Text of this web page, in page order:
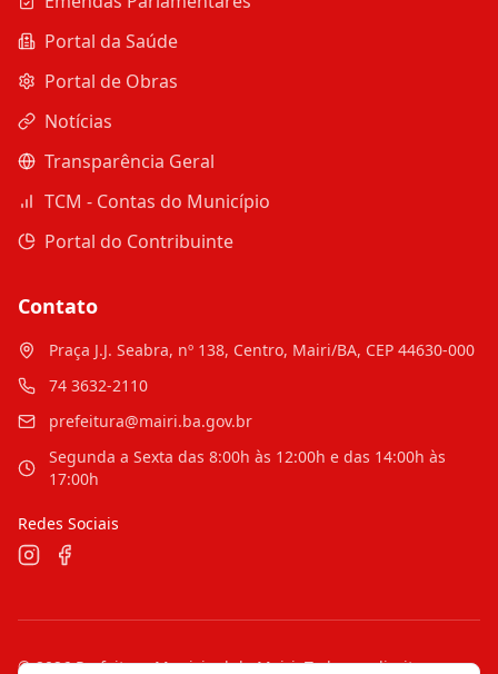
Portal da Saúde
Portal de Obras
Notícias
Transparência Geral
TCM - Contas do Município
Portal do Contribuinte
Contato
Praça J.J. Seabra, nº 138, Centro, Mairi/BA, CEP 44630-000
74 3632-2110
prefeitura@mairi.ba.gov.br
Segunda a Sexta das 8:00h às 12:00h e das 14:00h às
17:00h
Redes Sociais
©2026 Prefeitura Municipal de Mairi. Todos os direitos